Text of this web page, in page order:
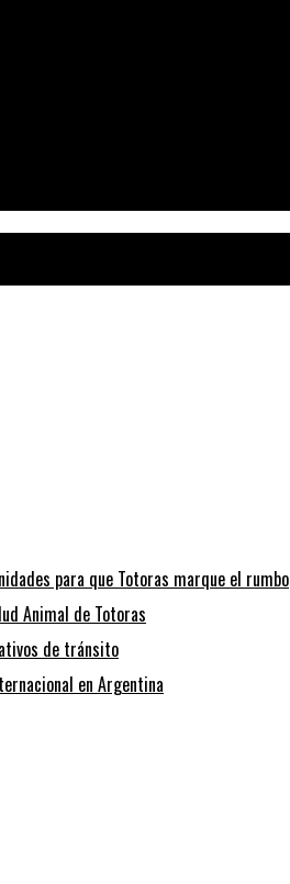
para que Totoras marque el rumbo
Animal de Totoras
de tránsito
en Argentina